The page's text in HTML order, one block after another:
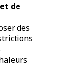
de
des